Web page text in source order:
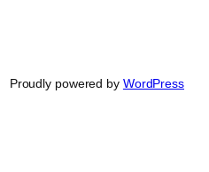
Proudly powered by WordPress